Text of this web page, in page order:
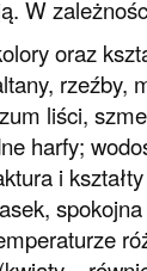
W
oraz
rzeźby,
liści,
harfy;
i